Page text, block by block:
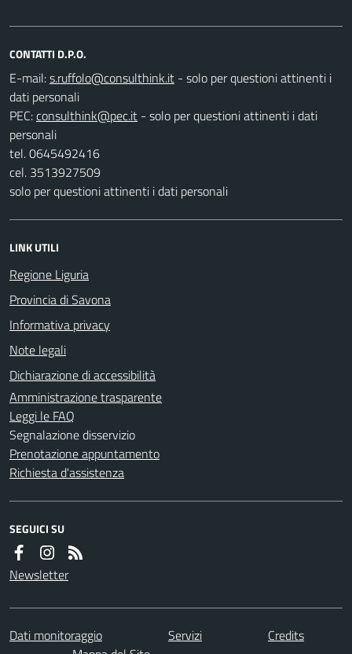
CONTATTI D.P.O.
E-mail:
- solo per questioni attinenti i
dati personali
PEC:
- solo per questioni attinenti i dati
personali
tel. 0645492416
cel. 3513927509
solo per questioni attinenti i dati personali
LINK UTILI
Regione Liguria
Provincia di Savona
Informativa privacy
Note legali
Dichiarazione di accessibilità
Amministrazione trasparente
Leggi le FAQ
Segnalazione disservizio
Prenotazione appuntamento
Richiesta d'assistenza
SEGUICI SU
Newsletter
Dati monitoraggio Servizi
Credits